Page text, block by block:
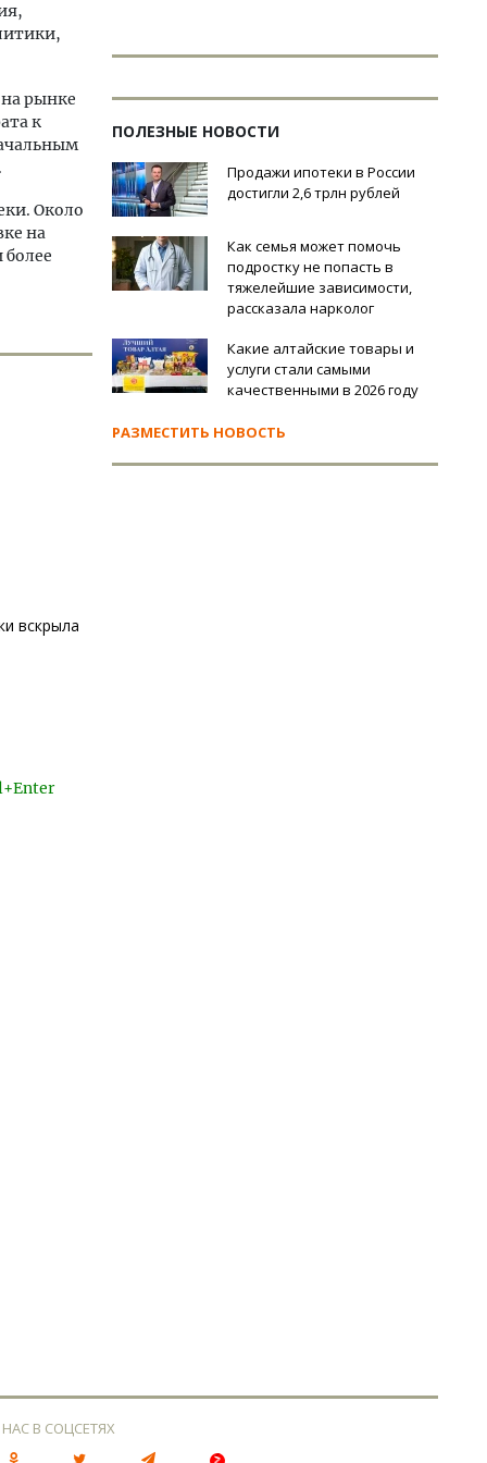
рынке
к
Около
на
вскрыла
ПОЛЕЗНЫЕ НОВОСТИ
Продажи ипотеки в России
достигли 2,6 трлн рублей
Как семья может помочь
подростку не попасть в
тяжелейшие зависимости,
рассказала нарколог
Какие алтайские товары и
услуги стали самыми
качественными в 2026 году
РАЗМЕСТИТЬ НОВОСТЬ
В СОЦСЕТЯХ